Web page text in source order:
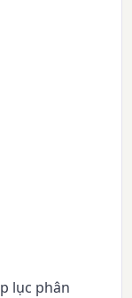
lục phân